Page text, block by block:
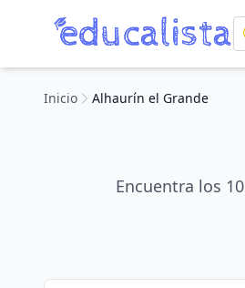
Inicio Alhaurín el Grande
Encuentra los